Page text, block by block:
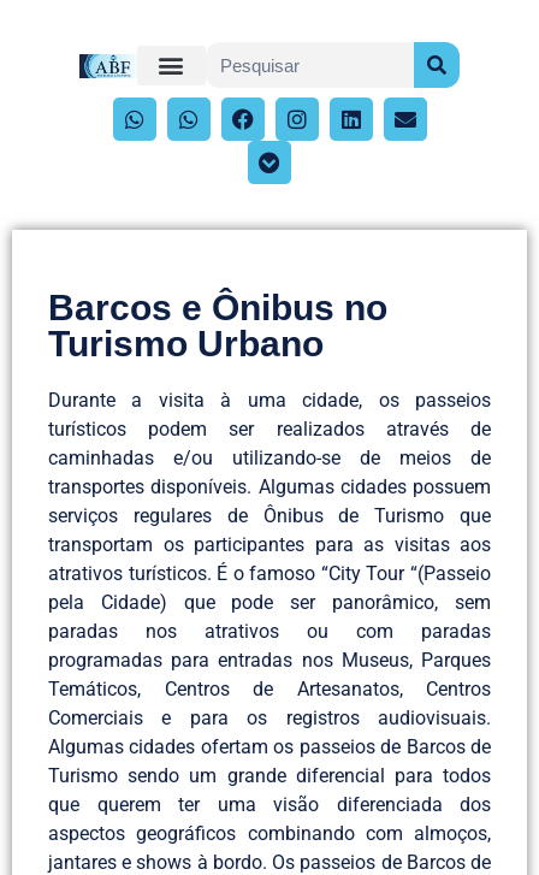
Barcos e Ônibus no
Turismo Urbano
Durante a visita à uma cidade, os passeios
turísticos podem ser realizados através de
caminhadas e/ou utilizando-se de meios de
transportes disponíveis. Algumas cidades possuem
serviços regulares de Ônibus de Turismo que
transportam os participantes para as visitas aos
atrativos turísticos. É o famoso “City Tour “(Passeio
pela Cidade) que pode ser panorâmico, sem
paradas nos atrativos ou com paradas
programadas para entradas nos Museus, Parques
Temáticos, Centros de Artesanatos, Centros
Comerciais e para os registros audiovisuais.
Algumas cidades ofertam os passeios de Barcos de
Turismo sendo um grande diferencial para todos
que querem ter uma visão diferenciada dos
aspectos geográficos combinando com almoços,
jantares e shows à bordo. Os passeios de Barcos de